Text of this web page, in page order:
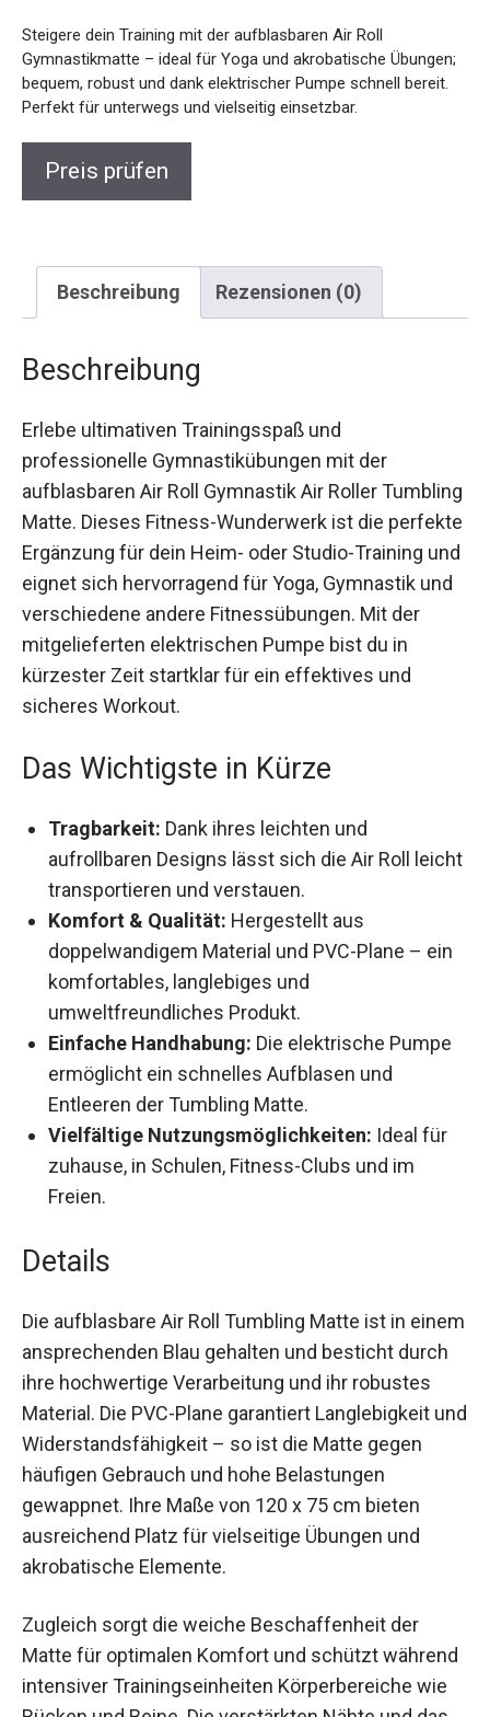
Gymnastikmatte – ideal für Yoga und akrobatische
Übungen; bequem, robust und dank elektrischer Pumpe
schnell bereit. Perfekt für unterwegs und vielseitig
einsetzbar.
Preis prüfen
Beschreibung Rezensionen (0)
Beschreibung
Erlebe ultimativen Trainingsspaß und
professionelle Gymnastikübungen mit der
aufblasbaren Air Roll Gymnastik Air Roller
Tumbling Matte. Dieses Fitness-Wunderwerk ist
die perfekte Ergänzung für dein Heim- oder
Studio-Training und eignet sich hervorragend für
Yoga, Gymnastik und verschiedene andere
Fitnessübungen. Mit der mitgelieferten
elektrischen Pumpe bist du in kürzester Zeit
startklar für ein effektives und sicheres Workout.
Das Wichtigste in Kürze
Tragbarkeit: Dank ihres leichten und
aufrollbaren Designs lässt sich die Air Roll
leicht transportieren und verstauen.
Komfort & Qualität: Hergestellt aus
doppelwandigem Material und PVC-Plane –
ein komfortables, langlebiges und
umweltfreundliches Produkt.
Einfache Handhabung: Die elektrische Pumpe
ermöglicht ein schnelles Aufblasen und
Entleeren der Tumbling Matte.
Vielfältige Nutzungsmöglichkeiten: Ideal für
zuhause, in Schulen, Fitness-Clubs und im
Freien.
Details
Die aufblasbare Air Roll Tumbling Matte ist in
einem ansprechenden Blau gehalten und
besticht durch ihre hochwertige Verarbeitung
und ihr robustes Material. Die PVC-Plane
garantiert Langlebigkeit und Widerstandsfähigkeit
– so ist die Matte gegen häufigen Gebrauch und
hohe Belastungen gewappnet. Ihre Maße von 120
x 75 cm bieten ausreichend Platz für vielseitige
Übungen und akrobatische Elemente.
Zugleich sorgt die weiche Beschaffenheit der
Matte für optimalen Komfort und schützt
während intensiver Trainingseinheiten